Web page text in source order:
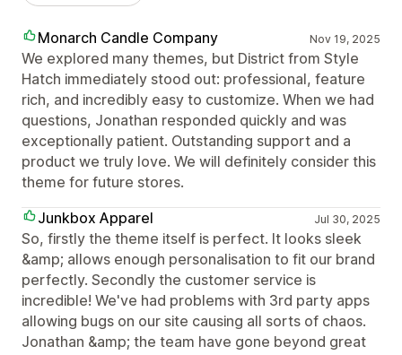
Monarch Candle Company Nov 19, 2025
We explored many themes, but District from Style
Hatch immediately stood out: professional, feature
rich, and incredibly easy to customize. When we had
questions, Jonathan responded quickly and was
exceptionally patient. Outstanding support and a
product we truly love. We will definitely consider this
theme for future stores.
Junkbox Apparel
Jul 30, 2025
So, firstly the theme itself is perfect. It looks sleek
&amp; allows enough personalisation to fit our brand
perfectly. Secondly the customer service is
incredible! We've had problems with 3rd party apps
allowing bugs on our site causing all sorts of chaos.
Jonathan &amp; the team have gone beyond great